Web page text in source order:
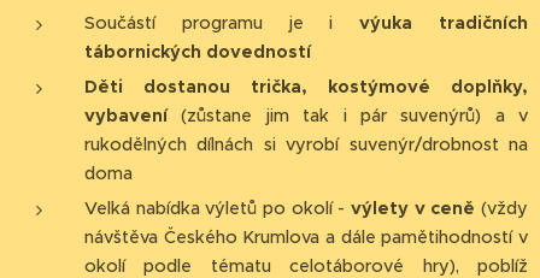
Součástí programu je ivýuka tradičních
tábornických dovedností
Děti dostanou trička, kostýmové doplňky,
vybavení(zůstane jim tak i pár suvenýrů) a v
rukodělných dílnách si vyrobí suvenýr/drobnost na
doma
Velká nabídka výletů po okolí - výlety v ceně (vždy
návštěva Českého Krumlova a dále pamětihodností v
okolí podle tématu celotáborové hry), poblíž